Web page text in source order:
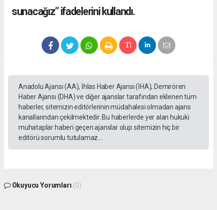
sunacağız” ifadelerini kullandı.
Anadolu Ajansı (AA), İhlas Haber Ajansı (İHA), Demirören
Haber Ajansı (DHA) ve diğer ajanslar tarafından eklenen tüm
haberler, sitemizin editörlerinin müdahalesi olmadan ajans
kanallarından çekilmektedir. Bu haberlerde yer alan hukuki
muhataplar haberi geçen ajanslar olup sitemizin hiç bir
editörü sorumlu tutulamaz...
Okuyucu Yorumları (0)